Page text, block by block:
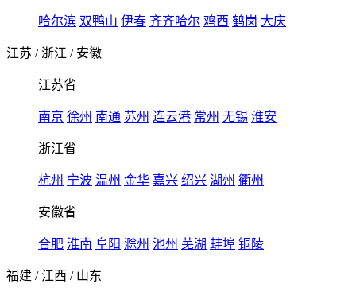
哈尔滨 双鸭山 伊春 齐齐哈尔 鸡西 鹤岗 大庆
江苏 / 浙江 / 安徽
江苏省
南京 徐州 南通 苏州 连云港 常州 无锡 淮安
浙江省
杭州 宁波 温州 金华 嘉兴 绍兴 湖州 衢州
安徽省
合肥 淮南 阜阳 滁州 池州 芜湖 蚌埠 铜陵
福建 / 江西 / 山东